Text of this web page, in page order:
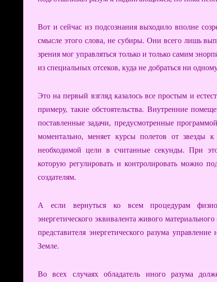
Вот и сейчас из подсознания выходило вполне
смысле этого слова, не субиры. Они всего лишь
зрения мог управляться только и только самим
из специальных отсеков, куда не добраться ни
Это на первый взгляд казалось все простым и
примеру, такие обстоятельства. Внутренние
поставленные задачи, предусмотренные
моментально, меняет курсы полетов от звезды
необходимой цели в считанные секунды. При
которую регулировать и контролировать можно
создателям.
А если вернуться ко всем процедурам физио-
энергетического эквивалента живого
представителя энергетического разума
Земле.
Во всех случаях обладатель иного разума